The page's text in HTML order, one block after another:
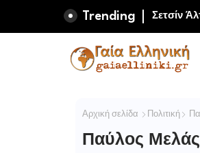
Trending Σετσίν
Μαμούθ
Αρχική σελίδα Πολιτική
Παύλος